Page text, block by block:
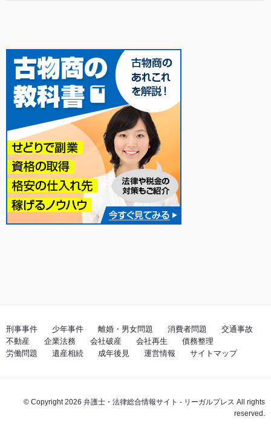
刑事事件 少年事件 離婚・男女問題 消費者問題
交通事故
不動産
企業法務 会社破産 会社再生
債務整理
労働問題
遺産相続 成年後見 運営情報 サイトマップ
© Copyright 2026 弁護士・法律総合情報サイト - リーガルプレス All rights
reserved.